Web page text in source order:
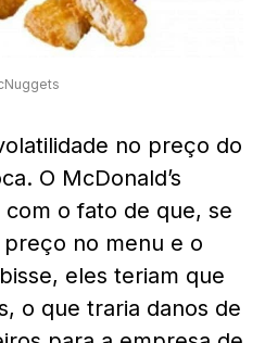
no preço do
O McDonald’s
o fato de que, se
no menu e o
eles teriam que
o que traria danos de